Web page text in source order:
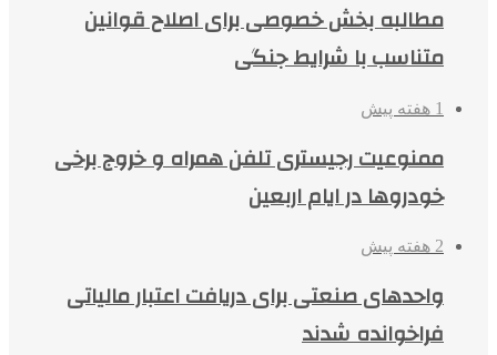
مطالبه بخش خصوصی برای اصلاح قوانین
متناسب با شرایط جنگی
1 هفته پیش
ممنوعیت رجیستری تلفن همراه و خروج برخی
خودروها در ایام اربعین
2 هفته پیش
واحدهای صنعتی برای دریافت اعتبار مالیاتی
فراخوانده شدند